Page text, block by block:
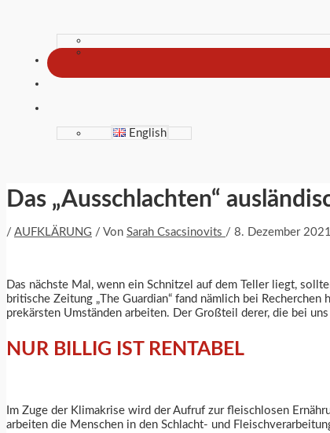
English
Das „Ausschlachten“
/ AUFKLÄRUNG / Von Sarah Csacsinovits / 8. Dezember 2021
Das nächste Mal, wenn ein Schnitzel auf dem Teller liegt,
britische Zeitung „The Guardian“ fand nämlich bei
prekärsten Umständen arbeiten. Der Großteil derer, die bei
NUR BILLIG IST RENTABEL
Im Zuge der Klimakrise wird der Aufruf zur fleischlosen
arbeiten die Menschen in den Schlacht- und